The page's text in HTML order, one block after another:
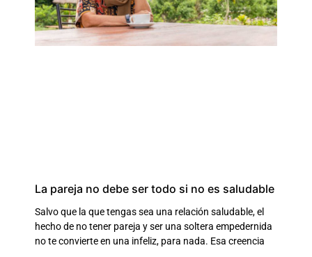
La pareja no debe ser todo si no es saludable
Salvo que la que tengas sea una relación saludable, el
hecho de no tener pareja y ser una soltera empedernida
no te convierte en una infeliz, para nada. Esa creencia